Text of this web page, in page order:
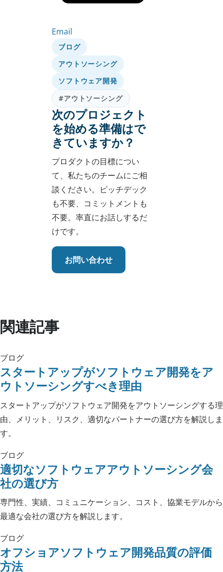
Email
ブログ
アウトソーシング
ソフトウェア開発
#アウトソーシング
次のプロジェクト
を始める準備はで
きていますか？
プロダクトの目標につい
て、私たちのチームにご相
談ください。ピッチデック
も不要、コミットメントも
不要。率直にお話しするだ
けです。
お問い合わせ
関連記事
ブログ
スタートアップがソフトウェア開発をア
ウトソーシングすべき理由
スタートアップがソフトウェア開発をアウトソーシングする理
由、メリット、リスク、適切なパートナーの選び方を解説しま
す。
ブログ
適切なソフトウェアアウトソーシング会
社の選び方
専門性、実績、コミュニケーション、コスト、協業モデルから
最適な会社の選び方を解説します。
ブログ
オフショアソフトウェア開発品質の評価
方法